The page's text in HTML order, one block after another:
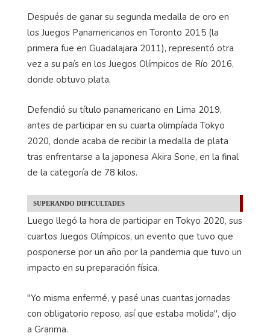
Después de ganar su segunda medalla de oro en
los Juegos Panamericanos en Toronto 2015 (la
primera fue en Guadalajara 2011), representó otra
vez a su país en los Juegos Olímpicos de Río 2016,
donde obtuvo plata.
Defendió su título panamericano en Lima 2019,
antes de participar en su cuarta olimpíada Tokyo
2020, donde acaba de recibir la medalla de plata
tras enfrentarse a la japonesa Akira Sone, en la final
de la categoría de 78 kilos.
SUPERANDO DIFICULTADES
Luego llegó la hora de participar en Tokyo 2020, sus
cuartos Juegos Olímpicos, un evento que tuvo que
posponerse por un año por la pandemia que tuvo un
impacto en su preparación física.
"Yo misma enfermé, y pasé unas cuantas jornadas
con obligatorio reposo, así que estaba molida", dijo
a Granma.